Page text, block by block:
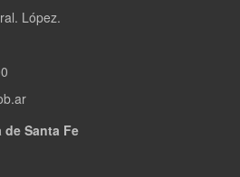
López.
de Santa Fe